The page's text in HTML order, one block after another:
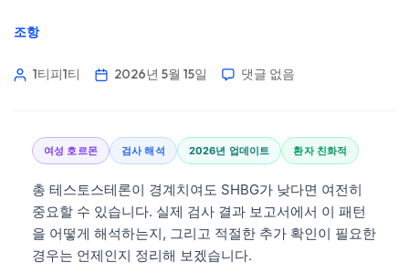
조항
1티피1티 2026년 5월 15일 댓글 없음
여성 호르몬 검사 해석 2026년 업데이트 환자 친화적
총 테스토스테론이 경계치여도 SHBG가 낮다면 여전히
중요할 수 있습니다. 실제 검사 결과 보고서에서 이 패턴
을 어떻게 해석하는지, 그리고 적절한 추가 확인이 필요한
경우는 언제인지 정리해 보겠습니다.